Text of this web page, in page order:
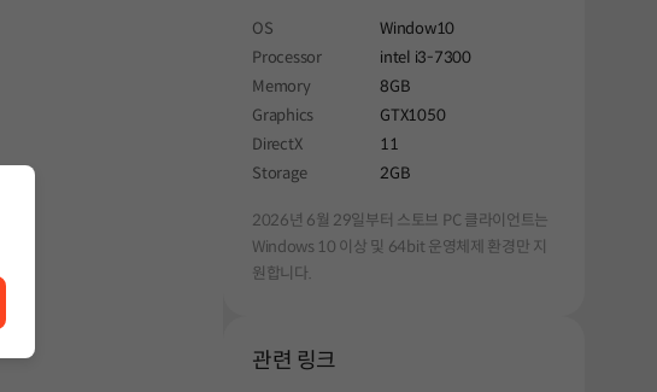
OS
Window10
Processor
intel i3-7300
Memory
8GB
Graphics
GTX1050
DirectX
11
Storage
2GB
2026년 6월 29일부터 스토브 PC 클라이언트는
Windows 10 이상 및 64bit 운영체제 환경만 지
원합니다.
관련 링크